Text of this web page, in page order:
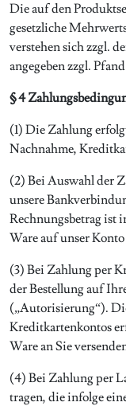
Die auf den
gesetzliche
verstehen sich zzgl.
angegeben zzgl.
§ 4
(1) Die Zahlung
Nachnahme,
(2) Bei Auswahl der
unsere
Rechnungsbetrag ist
Ware auf unser
(3) Bei Zahlung per
der Bestellung auf
(„Autorisierung“).
Kreditkartenkontos
Ware an Sie
(4) Bei Zahlung per
tragen, die infolge